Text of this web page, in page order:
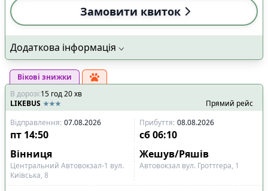
Замовити квиток
Додаткова інформація
Вікові знижки
В дорозі:15 год20хв
LIKEBUS
Прямий рейс
Відправлення: 07.08.2026 Прибуття: 08.08.2026
пт 14:50 сб 06:10
Вінниця
Жешув/Ряшів
Центральний Автовокзал-1 вул.
Київська, 8
Автовокзал вул. Гроттгера, 1